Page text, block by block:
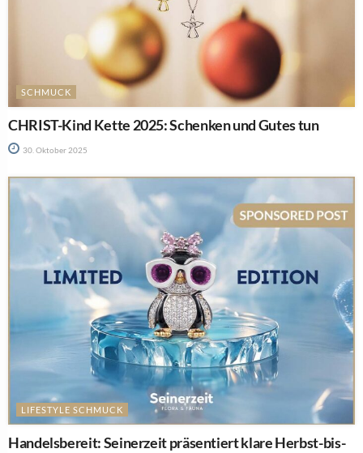
SCHMUCK
CHRIST-Kind Kette 2025: Schenken und Gutes tun
30. Oktober 2025
LIFESTYLE SCHMUCK
Handelsbereit: Seinerzeit präsentiert klare Herbst-bis-